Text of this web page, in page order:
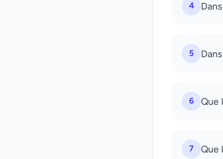
4
5
6 Que
7 Que